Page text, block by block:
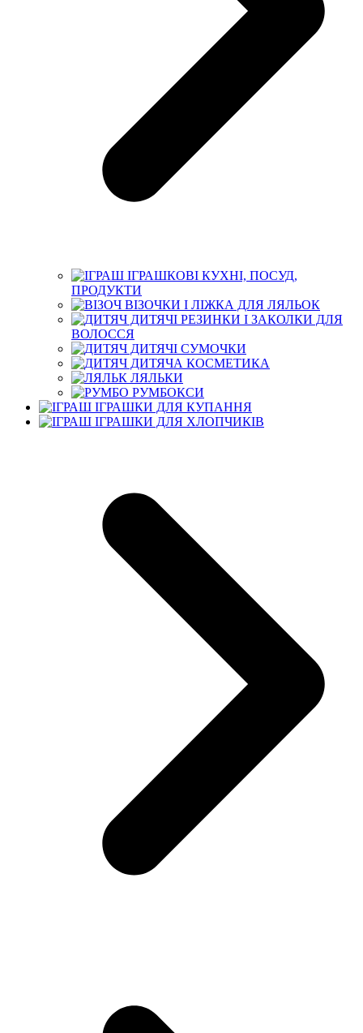
ІГРАШКОВІ КУХНІ, ПОСУД,
ПРОДУКТИ
ВІЗОЧКИ І ЛІЖКА ДЛЯ ЛЯЛЬОК
ДИТЯЧІ РЕЗИНКИ І ЗАКОЛКИ ДЛЯ
ВОЛОССЯ
ДИТЯЧІ СУМОЧКИ
ДИТЯЧА КОСМЕТИКА
ЛЯЛЬКИ
РУМБОКСИ
ІГРАШКИ ДЛЯ КУПАННЯ
ІГРАШКИ ДЛЯ ХЛОПЧИКІВ